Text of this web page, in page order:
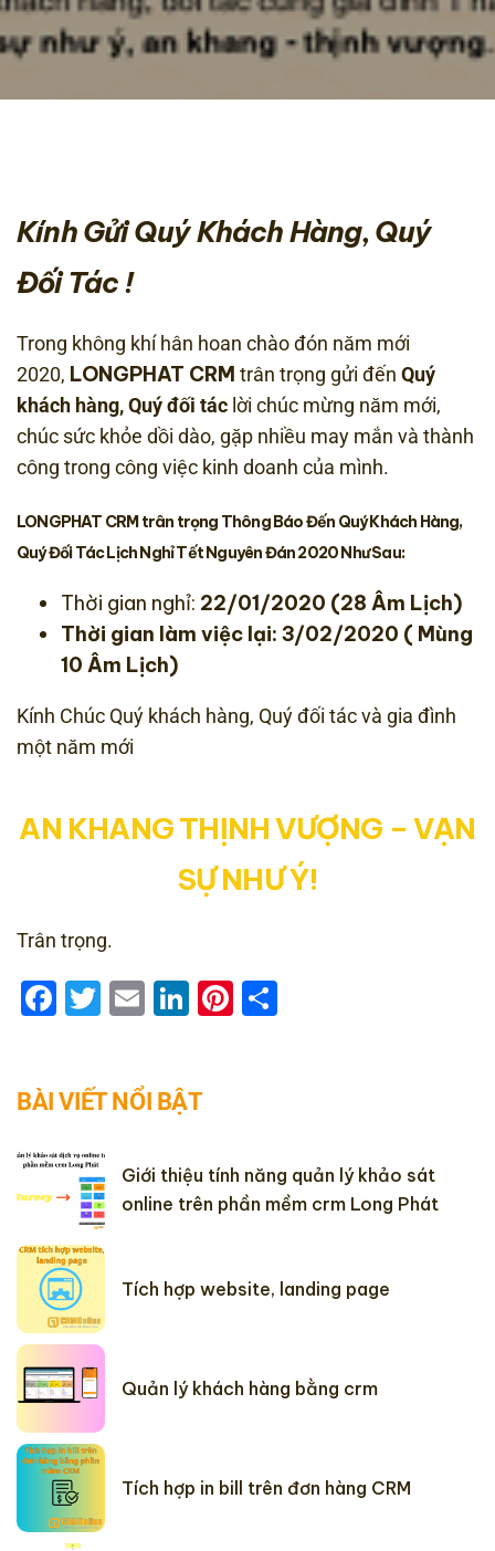
Kính Gửi Quý Khách Hàng, Quý
Đối Tác !
Trong không khí hân hoan chào đón năm mới
2020, LONGPHAT CRM trân trọng gửi đến Quý
khách hàng, Quý đối tác lời chúc mừng năm mới,
chúc sức khỏe dồi dào, gặp nhiều may mắn và thành
công trong công việc kinh doanh của mình.
LONGPHAT CRM trân trọng Thông Báo Đến Quý Khách Hàng,
Quý Đối Tác Lịch Nghỉ Tết Nguyên Đán 2020 Như Sau:
Thời gian nghỉ: 22/01/2020 (28 Âm Lịch)
Thời gian làm việc lại: 3/02/2020 ( Mùng
10 Âm Lịch)
Kính Chúc Quý khách hàng, Quý đối tác và gia đình
một năm mới
AN KHANG THỊNH VƯỢNG – VẠN
SỰ NHƯ Ý!
Trân trọng.
Facebook
Twitter
EmailLinkedIn
Pinterest
BÀI VIẾT NỔI BẬT
Giới thiệu tính năng quản lý khảo sát
online trên phần mềm crm Long Phát
Tích hợp website, landing page
Quản lý khách hàng bằng crm
Tích hợp in bill trên đơn hàng CRM